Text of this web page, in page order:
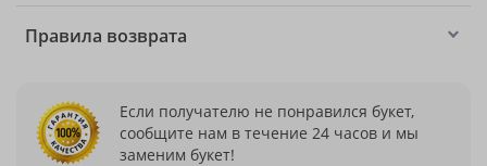
Правила возврата
Если получателю не понравился букет,
сообщите нам в течение 24 часов и мы
заменим букет!